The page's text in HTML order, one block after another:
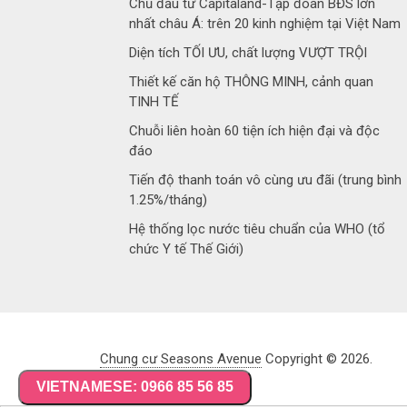
Chủ đầu tư Capitaland-Tập đoàn BĐS lớn
nhất châu Á: trên 20 kinh nghiệm tại Việt Nam
Diện tích TỐI ƯU, chất lượng VƯỢT TRỘI
Thiết kế căn hộ THÔNG MINH, cảnh quan
TINH TẾ
Chuỗi liên hoàn 60 tiện ích hiện đại và độc
đáo
Tiến độ thanh toán vô cùng ưu đãi (trung bình
1.25%/tháng)
Hệ thống lọc nước tiêu chuẩn của WHO (tổ
chức Y tế Thế Giới)
Chung cư Seasons Avenue Copyright © 2026.
VIETNAMESE: 0966 85 56 85